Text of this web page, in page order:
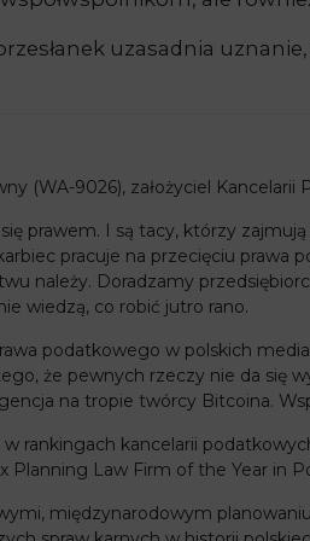
uzasadnia
(WA-9026), założyciel Kancelarii
prawem. I są tacy, którzy
pracuje na przecięciu
należy. Doradzamy
wiedzą, co robić jutro rano.
podatkowego w polskich
że pewnych rzeczy nie da się
na tropie twórcy Bitcoina.
rankingach kancelarii
Planning Law Firm of the Year in
międzynarodowym